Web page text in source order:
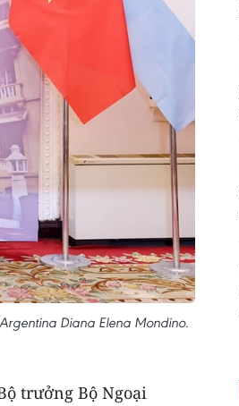
Diana Elena Mondino.
trưởng Bộ Ngoại